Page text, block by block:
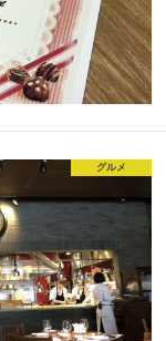
グルメ